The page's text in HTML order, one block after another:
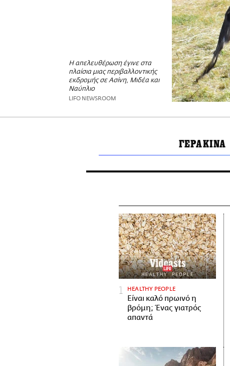
Η απελευθέρωση έγινε στα
πλαίσια μιας περιβαλλοντικής
εκδρομής σε Ασίνη, Μιδέα και
Ναύπλιο
LIFO NEWSROOM
ΓΕΡΑΚΙΝΑ
HEALTHY PEOPLE
Είναι καλό πρωινό η
βρόμη; Ένας γιατρός
απαντά